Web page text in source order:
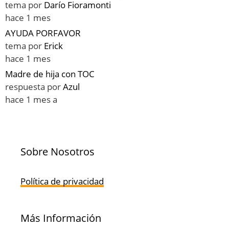
tema por Darío Fioramonti
hace 1 mes
AYUDA PORFAVOR
tema por Erick
hace 1 mes
Madre de hija con TOC
respuesta porAzul
hace 1 mes a
Sobre Nosotros
Política de privacidad
Más Información